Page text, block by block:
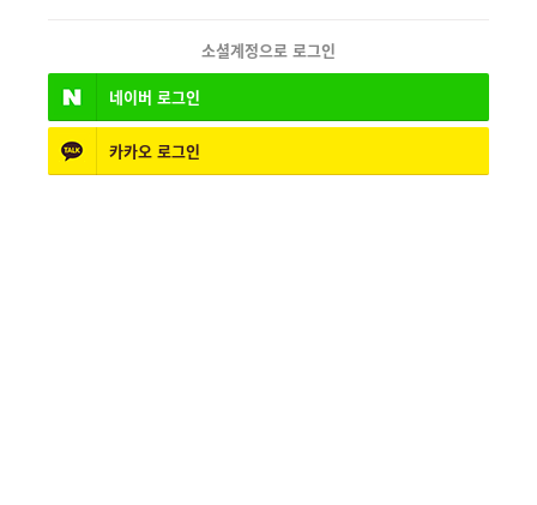
소셜계정으로 로그인
네이버 로그인
카카오 로그인